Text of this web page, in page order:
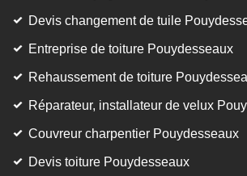
Devis changement de tuile
Entreprise de toiture Pouydesseaux
Rehaussement de toiture
Réparateur, installateur de velux
Couvreur charpentier Pouydesseaux
Devis toiture Pouydesseaux